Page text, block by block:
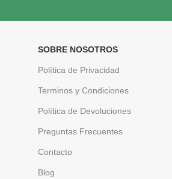
SOBRE NOSOTROS
Política de Privacidad
Terminos y Condiciones
Política de Devoluciones
Preguntas Frecuentes
Contacto
Blog